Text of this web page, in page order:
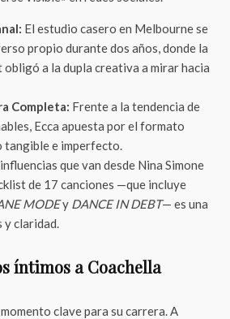
El estudio casero en Melbourne se
propio durante dos años, donde la
a la dupla creativa a mirar hacia
Completa: Frente a la tendencia de
Ecca apuesta por el formato
tangible e imperfecto.
que van desde Nina Simone
de 17 canciones —que incluye
MODEy DANCE IN DEBT— es una
y claridad.
íntimos a Coachella
clave para su carrera. A